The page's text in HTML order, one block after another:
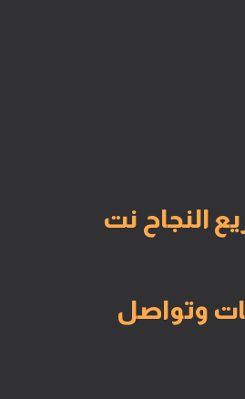
النجاح نت
وتواصل